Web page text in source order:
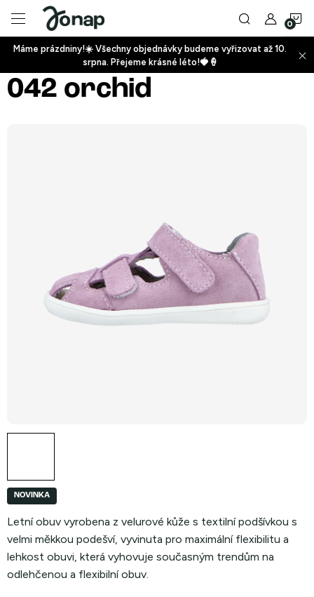
obsah
+
Máme prázdniny!☀️ Všechny objednávky budeme vyřizovat až 10.
srpna. Přejeme krásné léto!🍓🍦
042 orchid
NOVINKA
Letní obuv vyrobena z velurové kůže s textilní podšívkou s
velmi měkkou podešví, vyvinuta pro maximální flexibilitu a
lehkost obuvi, která vyhovuje současným trendům na
odlehčenou a flexibilní obuv.